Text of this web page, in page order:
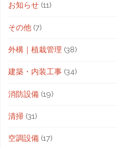
お知らせ (11)
その他 (7)
外構｜植栽管理 (38)
建築・内装工事 (34)
消防設備 (19)
清掃 (31)
空調設備 (17)